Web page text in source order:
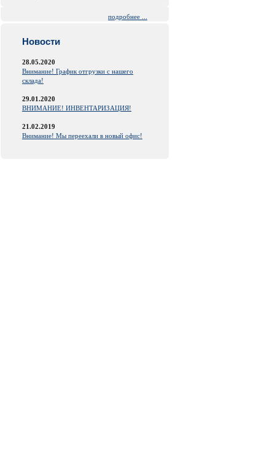
подробнее ...
Новости
28.05.2020
Внимание! График отгрузки с нашего
склада!
29.01.2020
ВНИМАНИЕ! ИНВЕНТАРИЗАЦИЯ!
21.02.2019
Внимание! Мы переехали в новый офис!